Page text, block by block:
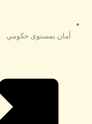
أمان بمستوى حكومي